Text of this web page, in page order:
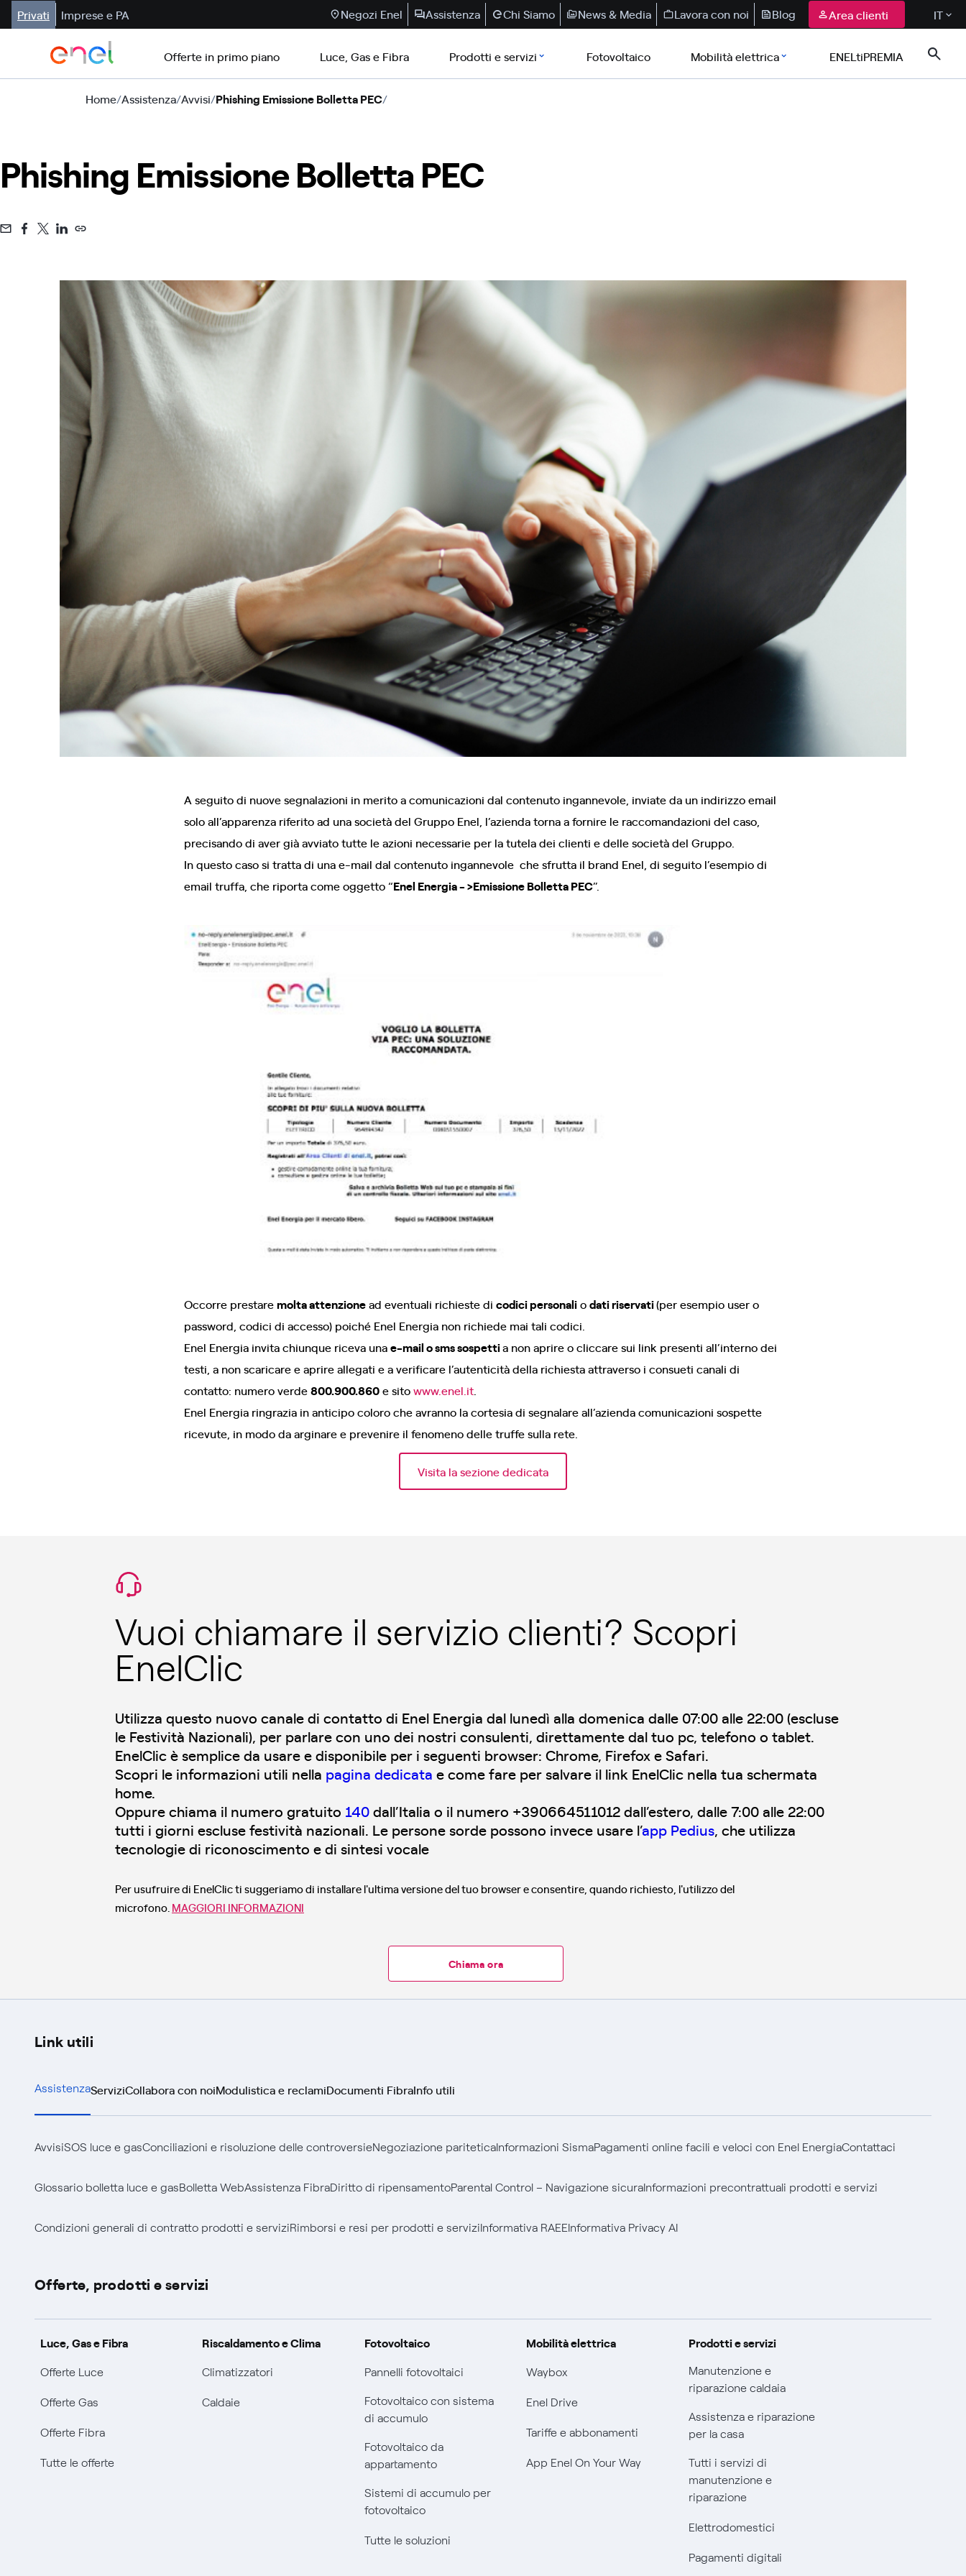
Privati Imprese e PA Negozi Enel Assistenza Chi Siamo News & Media Lavora con noi Blog Area clienti IT
Offerte in primo piano Luce, Gas e Fibra Prodotti e servizi Fotovoltaico Mobilità elettrica ENELtiPREMIA
Home/Assistenza/Avvisi/Phishing Emissione Bolletta PEC/
Phishing Emissione Bolletta PEC
A seguito di nuove segnalazioni in merito a comunicazioni dal contenuto ingannevole, inviate da un indirizzo email
solo all’apparenza riferito ad una società del Gruppo Enel, l’azienda torna a fornire le raccomandazioni del caso,
precisando di aver già avviato tutte le azioni necessarie per la tutela dei clienti e delle società del Gruppo.
In questo caso si tratta di una e-mail dal contenuto ingannevole che sfrutta il brand Enel, di seguito l’esempio di
email truffa, che riporta come oggetto “Enel Energia - >Emissione Bolletta PEC”.
Occorre prestaremolta attenzionead eventuali richieste di codici personaliodati riservati(per esempio user o
password, codici di accesso) poiché Enel Energia non richiede mai tali codici.
Enel Energia invita chiunque riceva unae-mail o sms sospettia non aprire o cliccare sui link presenti all’interno dei
testi, a non scaricare e aprire allegati e a verificare l’autenticità della richiesta attraverso i consueti canali di
contatto: numero verde800.900.860e sitowww.enel.it
Enel Energia ringrazia in anticipo coloro che avranno la cortesia di segnalare all’azienda comunicazioni sospette
ricevute, in modo da arginare e prevenire il fenomeno delle truffe sulla rete.
Visita la sezione dedicata
Vuoi chiamare il servizio clienti? Scopri
EnelClic
Utilizza questo nuovo canale di contatto di Enel Energia dal lunedì alla domenica dalle 07:00 alle 22:00 (escluse
le Festività Nazionali), per parlare con uno dei nostri consulenti, direttamente dal tuo pc, telefono o tablet.
EnelClic è semplice da usare e disponibile per i seguenti browser: Chrome, Firefox e Safari.
Scopri le informazioni utili nella pagina dedicata e come fare per salvare il link EnelClic nella tua schermata
home.
Oppure chiama il numero gratuito 140dall’Italia o il numero +390664511012 dall’estero, dalle 7:00 alle 22:00
tutti i giorni escluse festività nazionali. Le persone sorde possono invece usare l’app Pedius, che utilizza
tecnologie di riconoscimento e di sintesi vocale
Per usufruire di EnelClic ti suggeriamo di installare l'ultima versione del tuo browser e consentire, quando richiesto, l'utilizzo del
microfono. MAGGIORI INFORMAZIONI
Chiama ora
Link utili
AssistenzaServiziCollabora con noiModulistica e reclamiDocumenti FibraInfo utili
AvvisiSOS luce e gasConciliazioni e risoluzione delle controversieNegoziazione pariteticaInformazioni SismaPagamenti online facili e veloci con Enel EnergiaContattaci
Glossario bolletta luce e gasBolletta WebAssistenza FibraDiritto di ripensamentoParental Control – Navigazione sicuraInformazioni precontrattuali prodotti e servizi
Condizioni generali di contratto prodotti e serviziRimborsi e resi per prodotti e serviziInformativa RAEEInformativa Privacy AI
Offerte, prodotti e servizi
Luce, Gas e Fibra
Offerte Luce
Offerte Gas
Offerte Fibra
Tutte le offerte
Riscaldamento e Clima
Climatizzatori
Caldaie
Fotovoltaico
Pannelli fotovoltaici
Fotovoltaico con sistema
di accumulo
Fotovoltaico da
appartamento
Sistemi di accumulo per
fotovoltaico
Tutte le soluzioni
Mobilità elettrica
Waybox
Enel Drive
Tariffe e abbonamenti
App Enel On Your Way
Prodotti e servizi
Manutenzione e
riparazione caldaia
Assistenza e riparazione
per la casa
Tutti i servizi di
manutenzione e
riparazione
Elettrodomestici
Pagamenti digitali